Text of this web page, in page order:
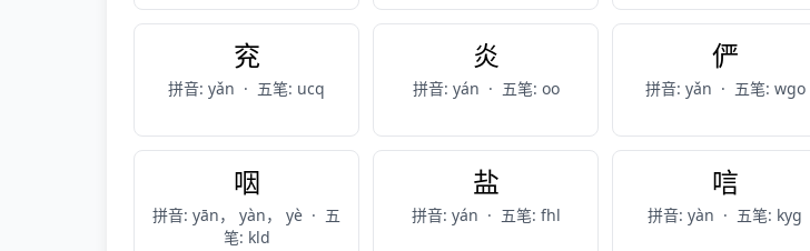
兖
拼音: yǎn · 五笔: ucq
炎
拼音: yán · 五笔: oo
俨
拼音: yǎn · 五笔: wgo
咽
拼音: yān， yàn， yè · 五
笔: kld
盐
拼音: yán · 五笔: fhl
唁
拼音: yàn · 五笔: kyg